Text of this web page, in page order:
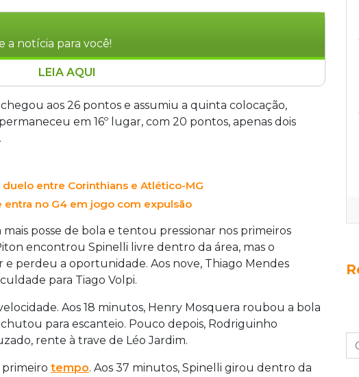
a notícia para você!
3 a 0 em São Januário, pela 17ª rodada do Brasileiro.
marcaram os gols. O resultado deixou o
colocação. O Vasco ficou em 16º, com 20 pontos,
A derrota aumentou a pressão sobre o técnico
LEIA AQUI
aos 26 pontos e assumiu a quinta colocação,
em 16º lugar, com 20 pontos, apenas dois
entre Corinthians e Atlético-MG
no G4 em jogo com expulsão
posse de bola e tentou pressionar nos primeiros
encontrou Spinelli livre dentro da área, mas o
perdeu a oportunidade. Aos nove, Thiago Mendes
para Tiago Volpi.
Aos 18 minutos, Henry Mosquera roubou a bola
para escanteio. Pouco depois, Rodriguinho
rente à trave de Léo Jardim.
tempo. Aos 37 minutos, Spinelli girou dentro da